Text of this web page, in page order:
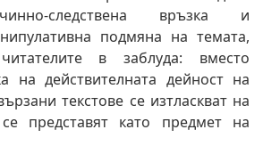
следствена връзка и
подмяна на темата,
в заблуда: вместо
на действителната дейност на
текстове се изтласкват на
представят като предмет на